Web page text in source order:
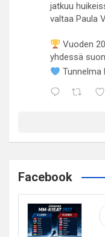
jatkuu
valtaa Paula
Vuoden
yhdessä
Tunnelma
Facebook